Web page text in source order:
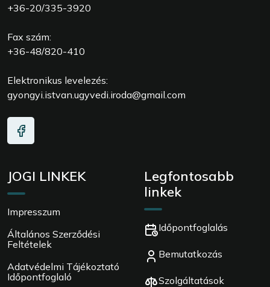
+36-20/335-3920
Fax szám:
+36-48/820-410
Elektronikus levelezés:
gyongyi.istvan.ugyvedi.iroda@gmail.com
JOGI LINKEK
Impresszum
Általános Szerződési
Feltételek
Adatvédelmi Tájékoztató
Időpontfoglaló
Legfontosabb
linkek
Időpontfoglalás
Bemutatkozás
Szolgáltatások